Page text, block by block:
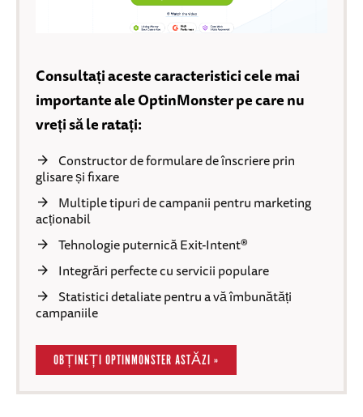
Consultați aceste caracteristici cele mai
importante ale OptinMonster pe care nu
vreți să le ratați:
Constructor de formulare de înscriere prin
glisare și fixare
Multiple tipuri de campanii pentru marketing
acționabil
Tehnologie puternică Exit-Intent®
Integrări perfecte cu servicii populare
Statistici detaliate pentru a vă îmbunătăți
campaniile
OBȚINEȚI OPTINMONSTER ASTĂZI »